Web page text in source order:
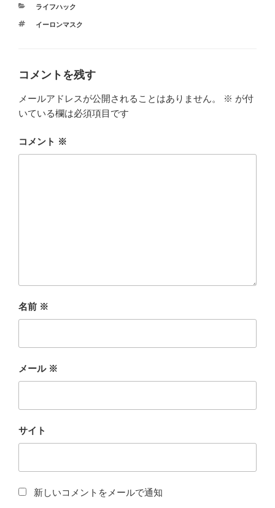
カ
ゴ
ライフハック
タ
イーロンマスク
コメントを残す
メールアドレスが公開されることはありません。 ※ が付
いている欄は必須項目です
コメント ※
名前 ※
メール ※
サイト
新しいコメントをメールで通知